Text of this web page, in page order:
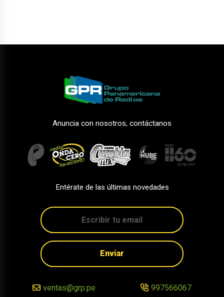
Anuncia con nosotros, contáctanos
Entérate de las últimas novedades
Enviar
ventas@grp.pe 997566067